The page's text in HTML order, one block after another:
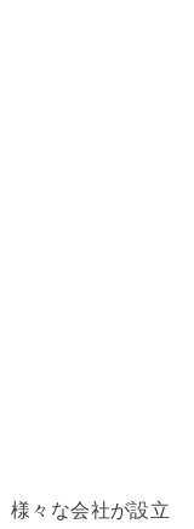
様々な会社が設立